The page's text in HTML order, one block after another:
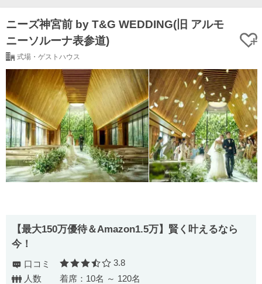
ニーズ神宮前 by T&G WEDDING(旧 アルモ
ニーソルーナ表参道)
式場・ゲストハウス
【最⼤150万優待＆Amazon1.5万】賢く叶えるなら
今！
口コミ 口コミ評価
3.8
人数
着席：10名 ～ 120名